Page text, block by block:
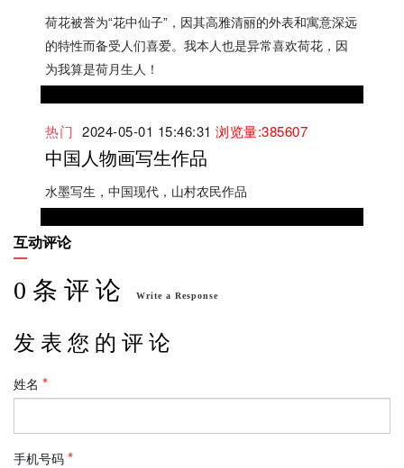
荷花被誉为“花中仙子”，因其高雅清丽的外表和寓意深远
的特性而备受人们喜爱。我本人也是异常喜欢荷花，因
为我算是荷月生人！
热门 2024-05-01 15:46:31 浏览量:385607
中国人物画写生作品
水墨写生，中国现代，山村农民作品
互动评论
0 条 评 论 Write a Response
发 表 您 的 评 论
姓名
手机号码